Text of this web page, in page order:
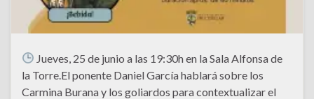
Jueves, 25 de junio a las 19:30h en la Sala Alfonsa de
la Torre.El ponente Daniel García hablará sobre los
Carmina Burana y los goliardos para contextualizar el